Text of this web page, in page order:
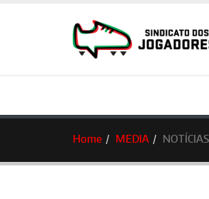
Home MEDIA NOTÍCIAS